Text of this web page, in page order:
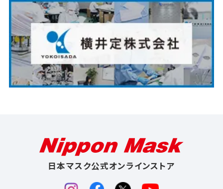
日本マスク公式オンラインストア